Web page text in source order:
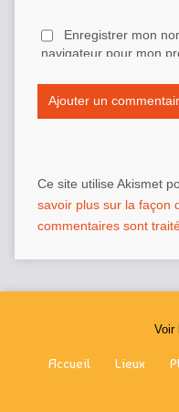
Enregistrer mon
navigateur pour mon
Ce site utilise Akismet
savoir plus sur la façon
commentaires sont
Voir
Accueil Lieux